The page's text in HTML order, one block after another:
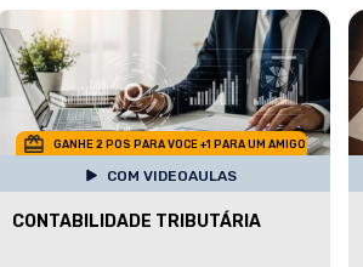
GANHE 2 POS PARA VOCE +1 PARA UM AMIGO
COM VIDEOAULAS
CONTABILIDADE TRIBUTÁRIA